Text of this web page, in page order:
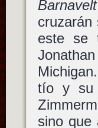
Barnavelt
este se
tío y su
sino que